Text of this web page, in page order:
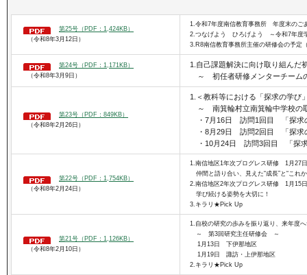
第25号（PDF：1,424KB）
（令和8年3月12日）
1.令和7年度南信教育事務所 年度末のご
2.つなげよう ひろげよう ～令和7年度
3.R8南信教育事務所主催の研修会の予定
第24号（PDF：1,171KB）
（令和8年3月9日）
1.自己課題解決に向け取り組んだ
～ 初任者研修メンターチーム
第23号（PDF：849KB）
（令和8年2月26日）
1.＜教科等における「探求の学び
～ 南箕輪村立南箕輪中学校の
・7月16日 訪問1回目 「探求
・8月29日 訪問2回目 「探求
・10月24日 訪問3回目 「探
第22号（PDF：1,754KB）
（令和8年2月24日）
1.南信地区1年次プログレス研修 1月27
仲間と語り合い、見えた“成長”と“これか
2.南信地区2年次プログレス研修 1月15
学び続ける姿勢を大切に！
3.キラリ★Pick Up
第21号（PDF：1,126KB）
（令和8年2月10日）
1.自校の研究の歩みを振り返り、来年度
～ 第3回研究主任研修会 ～
1月13日 下伊那地区
1月19日 諏訪・上伊那地区
2.キラリ★Pick Up